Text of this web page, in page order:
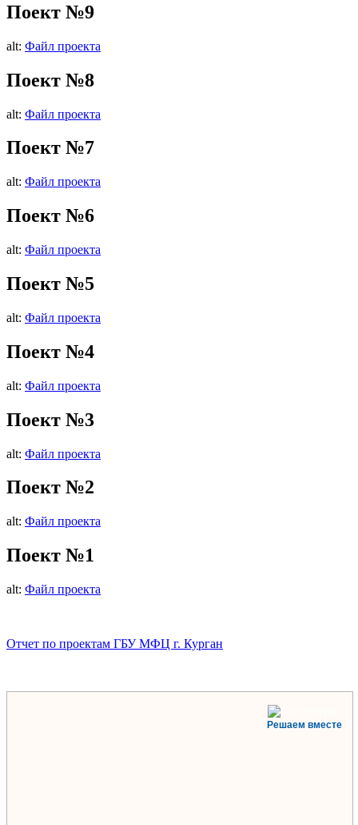
Поект №9
alt: Файл проекта
Поект №8
alt: Файл проекта
Поект №7
alt: Файл проекта
Поект №6
alt: Файл проекта
Поект №5
alt: Файл проекта
Поект №4
alt: Файл проекта
Поект №3
alt: Файл проекта
Поект №2
alt: Файл проекта
Поект №1
alt: Файл проекта
Отчет по проектам ГБУ МФЦ г. Курган
Решаем вместе